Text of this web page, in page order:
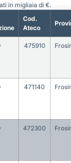
Cod.
Ateco
475910
471140
472300
in migliaia di €.